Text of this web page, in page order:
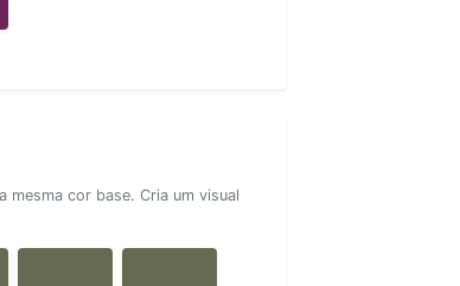
mesma cor base. Cria um visual